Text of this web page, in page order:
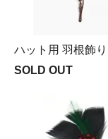
ハット用 羽根飾り
SOLD OUT